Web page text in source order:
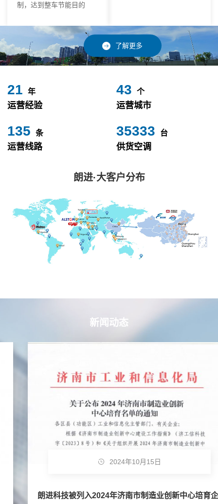
制，达到整车节能目的
了解更多
24 年
运营经验
49 个
运营城市
153 条
运营线路
40000 台
供货空调
朗进·大客户分布
新闻动态
2024年10月15日
朗进科技被列入2024年济南市制造业创新中心培育企